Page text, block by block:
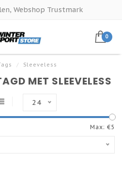
Webshop Trustmark
0
/ Sleeveless
MET SLEEVELESS
24
Max: €5